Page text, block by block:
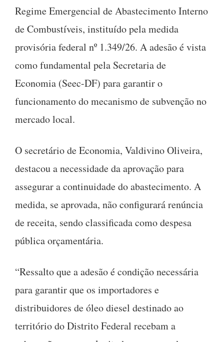
Regime Emergencial de Abastecimento Interno
de Combustíveis, instituído pela medida
provisória federal nº 1.349/26. A adesão é vista
como fundamental pela Secretaria de
Economia (Seec-DF) para garantir o
funcionamento do mecanismo de subvenção no
mercado local.
O secretário de Economia, Valdivino Oliveira,
destacou a necessidade da aprovação para
assegurar a continuidade do abastecimento. A
medida, se aprovada, não configurará renúncia
de receita, sendo classificada como despesa
pública orçamentária.
“Ressalto que a adesão é condição necessária
para garantir que os importadores e
distribuidores de óleo diesel destinado ao
território do Distrito Federal recebam a